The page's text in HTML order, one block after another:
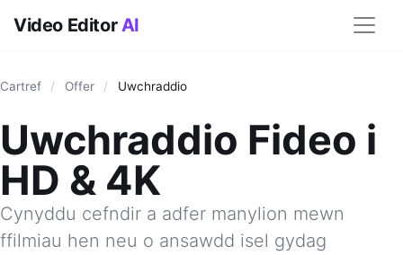
Video EditorAI
Cartref / Offer / Uwchraddio
Uwchraddio Fideo i
HD & 4K
Cynyddu cefndir a adfer manylion mewn
ffilmiau hen neu o ansawdd isel gydag